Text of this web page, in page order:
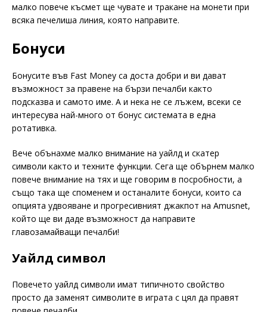
малко повече късмет ще чувате и тракане на монети при
всяка печелиша линия, която направите.
Бонуси
Бонусите във Fast Money са доста добри и ви дават
възможност за правене на бързи печалби както
подсказва и самото име. А и нека не се лъжем, всеки се
интересува най-много от бонус системата в една
ротативка.
Вече обънахме малко внимание на уайлд и скатер
символи както и техните функции. Сега ще обърнем малко
повече внимание на тях и ще говорим в посробности, а
също така ще споменем и останалите бонуси, които са
опцията удвояване и прогресивният джакпот на Amusnet,
който ще ви даде възможност да направите
главозамайващи печалби!
Уайлд символ
Повечето уайлд символи имат типичното свойство
просто да заменят символите в играта с цял да правят